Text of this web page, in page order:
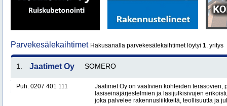
Parvekesälekaihtimet Hakusanalla parvekesälekaihtimet löytyi 1. yritys
1. Jaatimet Oy SOMERO
Puh. 0207 401 111
Jaatimet Oy on vaativien kohteiden teräsovien,
lasiseinäjärjestelmien ja lasijulkisivujen
joka palvelee rakennusliikkeitä, teollisuutta ja